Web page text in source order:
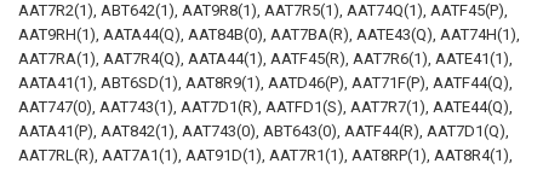
AAT7R2(1), ABT642(1), AAT9R8(1), AAT7R5(1), AAT74Q(1), AATF45(P),
AAT9RH(1), AATA44(Q), AAT84B(0), AAT7BA(R), AATE43(Q), AAT74H(1),
AAT7RA(1), AAT7R4(Q), AATA44(1), AATF45(R), AAT7R6(1), AATE41(1),
AATA41(1), ABT6SD(1), AAT8R9(1), AATD46(P), AAT71F(P), AATF44(Q),
AAT747(0), AAT743(1), AAT7D1(R), AATFD1(S), AAT7R7(1), AATE44(Q),
AATA41(P), AAT842(1), AAT743(0), ABT643(0), AATF44(R), AAT7D1(Q),
AAT7RL(R), AAT7A1(1), AAT91D(1), AAT7R1(1), AAT8RP(1), AAT8R4(1),